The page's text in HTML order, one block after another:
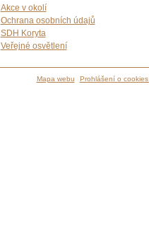
Akce v okolí
Ochrana osobních údajů
SDH Koryta
Veřejné osvětlení
Mapa webu Prohlášení o cookies